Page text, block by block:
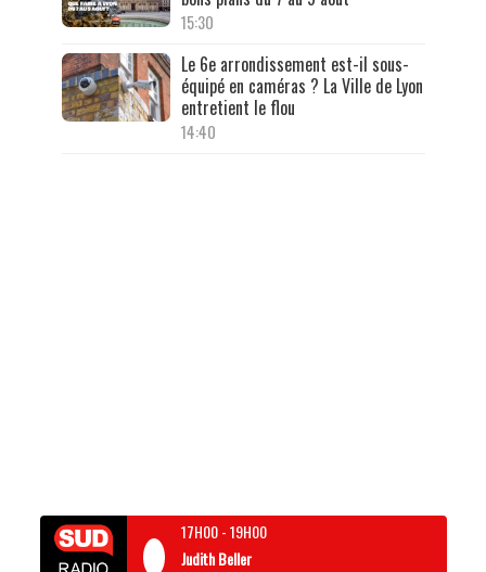
15:30
Le 6e arrondissement est-il sous-
équipé en caméras ? La Ville de Lyon
entretient le flou
14:40
17H00-19H00
Judith Beller